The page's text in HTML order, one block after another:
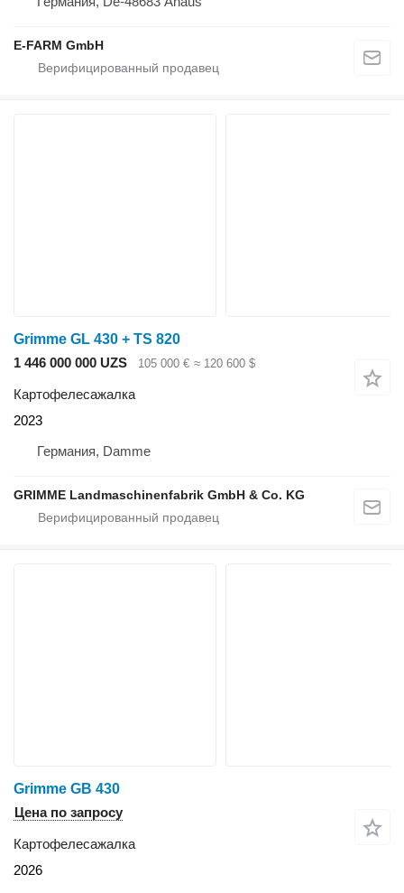
E-FARM GmbH
Grimme GL 430 + TS 820
1 446 000 000 UZS
105 000 € ≈ 120 600 $
Картофелесажалка
2023
Германия, Damme
GRIMME Landmaschinenfabrik GmbH & Co. KG
Grimme GB 430
Цена по запросу
Картофелесажалка
2026